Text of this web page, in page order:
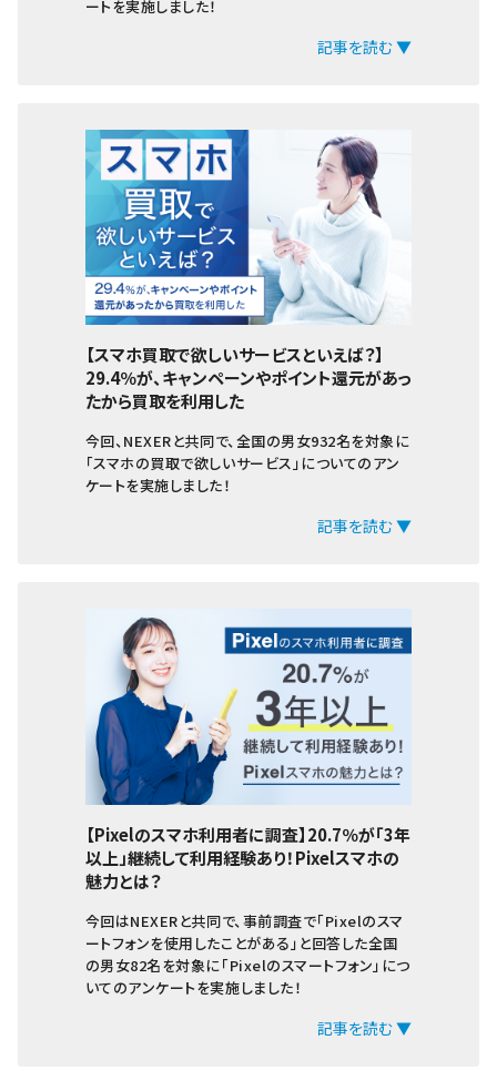
ートを実施しました！
記事を読む ▼
【スマホ買取で欲しいサービスといえば？】
29.4％が、キャンペーンやポイント還元があっ
たから買取を利用した
今回、NEXERと共同で、全国の男女932名を対象に
「スマホの買取で欲しいサービス」についてのアン
ケートを実施しました！
記事を読む ▼
【Pixelのスマホ利用者に調査】20.7％が「3年
以上」継続して利用経験あり！Pixelスマホの
魅力とは？
今回はNEXERと共同で、事前調査で「Pixelのスマ
ートフォンを使用したことがある」と回答した全国
の男女82名を対象に「Pixelのスマートフォン」につ
いてのアンケートを実施しました！
記事を読む ▼